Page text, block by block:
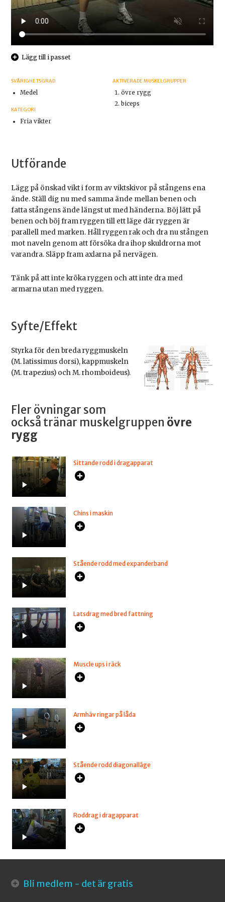
Lägg till i passet
SVÅRIGHETSGRAD
Medel
KATEGORI
Fria vikter
AKTIVERADE MUSKELGRUPPER
övre rygg
biceps
Utförande
Lägg på önskad vikt i form av viktskivor på stångens ena
ände. Ställ dig nu med samma ände mellan benen och
fatta stångens ände längst ut med händerna. Böj lätt på
benen och böj fram ryggen till ett läge där ryggen är
parallell med marken. Håll ryggen rak och dra nu stången
mot naveln genom att försöka dra ihop skuldrorna mot
varandra. Släpp fram axlarna på nervägen.
Tänk på att inte kröka ryggen och att inte dra med
armarna utan med ryggen.
Syfte/Effekt
Styrka för den breda ryggmuskeln
(M. latissimus dorsi), kappmuskeln
(M. trapezius) och M. rhomboideus).
Fler övningar som
också tränar muskelgruppen övre
rygg
Sittande rodd i dragapparat
Chins i maskin
Stående rodd med expanderband
Latsdrag med bred fattning
Muscle ups i räck
Armhäv ringar på låda
Stående rodd diagonalläge
Roddrag i dragapparat
Bli medlem - det är gratis